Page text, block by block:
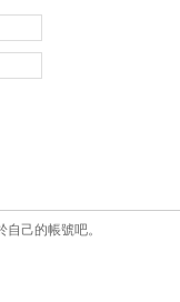
己的帳號吧。